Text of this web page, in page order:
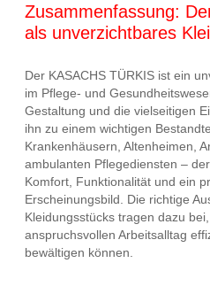
Zusammenfassung:
als unverzichtbares
Der KASACHS TÜRKIS ist ein
im Pflege- und
Gestaltung und die vielseitigen
ihn zu einem wichtigen
Krankenhäusern, Altenheimen,
ambulanten Pflegediensten –
Komfort, Funktionalität und ein
Erscheinungsbild. Die richtige
Kleidungsstücks tragen dazu
anspruchsvollen Arbeitsalltag
bewältigen können.